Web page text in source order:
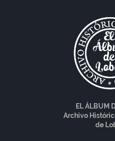
EL ÁLBUM
Archivo
de